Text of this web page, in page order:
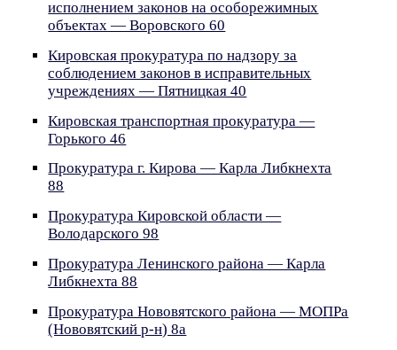
исполнением законов на особорежимных
объектах — Воровского 60
Кировская прокуратура по надзору за
соблюдением законов в исправительных
учреждениях — Пятницкая 40
Кировская транспортная прокуратура —
Горького 46
Прокуратура г. Кирова — Карла Либкнехта
88
Прокуратура Кировской области —
Володарского 98
Прокуратура Ленинского района — Карла
Либкнехта 88
Прокуратура Нововятского района — МОПРа
(Нововятский р-н) 8а